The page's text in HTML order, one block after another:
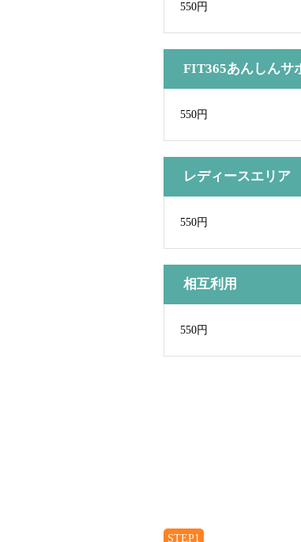
550円
FIT365あんしんサ
550円
レディースエリア
550円
相互利用
550円
STEP1